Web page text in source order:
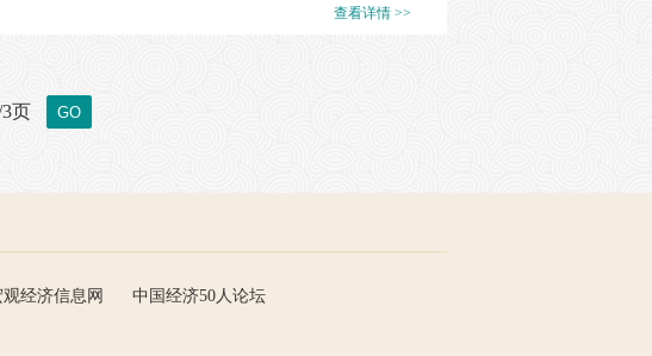
查看详情 >>
页 GO
经济信息网
中国经济50人论坛